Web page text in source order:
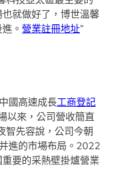
就做好了，博世溫馨
。 營業註冊地址”
國高速成長工商登記
以來，公司營收簡直
智先容說，公司今朝
進的市場布局。2022
要的采熱壁掛爐營業